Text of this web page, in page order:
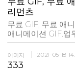
매자는 자신의 프
춤 사진과 동영상
하는 일을하면서 수
리먼츠
무료 GIF, 무료 애
애니메이션 GIF.업
매주 방문하여 무
요! 모션엘리먼츠의 GIF 크리에이터를 이
용하여 페이스북,
이미지 2021-05-18
333